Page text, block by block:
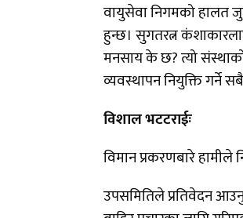
वायुसेवा निगमको हालत
हुन्छ। सुगतरत्न
मनसाय के छ? त्यो
व्यवस्थापन नियुक्ति गर्ने
विशाल भटटराईः
विमान प्रकरणबारे
उपसमितिले प्रतिवेदन